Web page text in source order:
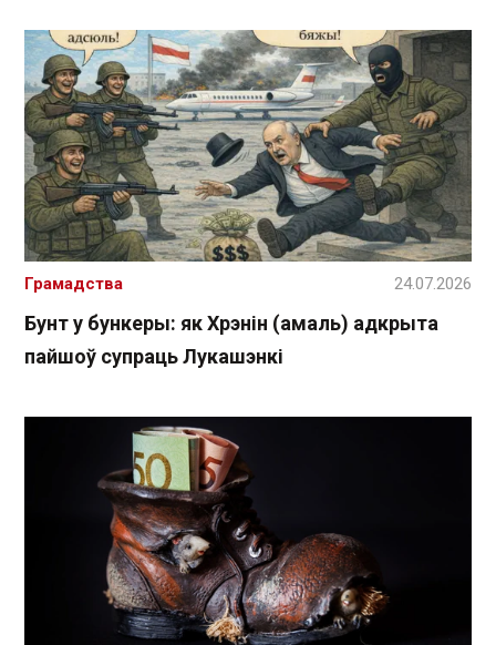
Бунт у бункеры: як Хрэнін (амаль) адкрыта
пайшоў супраць Лукашэнкі
Грамадства 24.07.2026